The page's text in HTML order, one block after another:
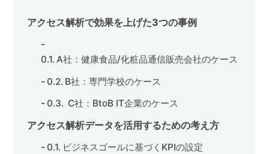
アクセス解析で効果を上げた3つの事例
A社：健康食品/化粧品通信販売会社のケース
B社：専門学校のケース
C社：BtoB IT企業のケース
アクセス解析データを活用するための考え方
ビジネスゴールに基づくKPIの設定